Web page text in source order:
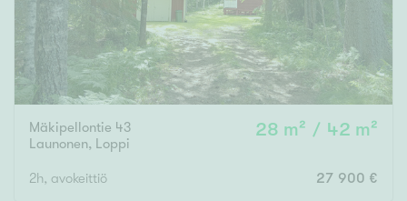
Pinta-ala
Asuinpinta-ala Kokonaispinta-ala
Mäkipellontie 43
Launonen, Loppi
28 m² / 42 m²
2h, avokeittiö 27 900 €